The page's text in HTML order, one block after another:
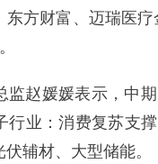
方财富、迈瑞医疗
媛媛表示，中期
行业：消费复苏支
辅材、大型储能。